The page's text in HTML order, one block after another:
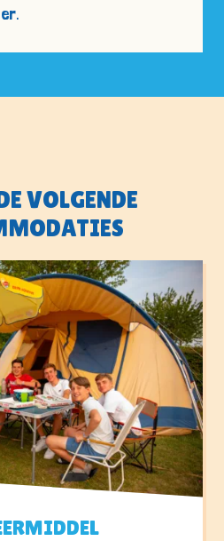
.
VOLGENDE